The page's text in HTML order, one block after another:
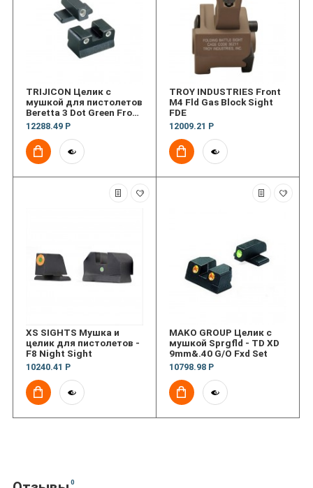
TRIJICON Целик с
мушкой для пистолетов
Beretta 3 Dot Green Front
& Green Rear Night Sight
12288.49 Р
TROY INDUSTRIES Front
M4 Fld Gas Block Sight
FDE
12009.21 Р
XS SIGHTS Мушка и
целик для пистолетов -
F8 Night Sight
10240.41 Р
MAKO GROUP Целик с
мушкой Sprgfld - TD XD
9mm&.40 G/O Fxd Set
10798.98 Р
0